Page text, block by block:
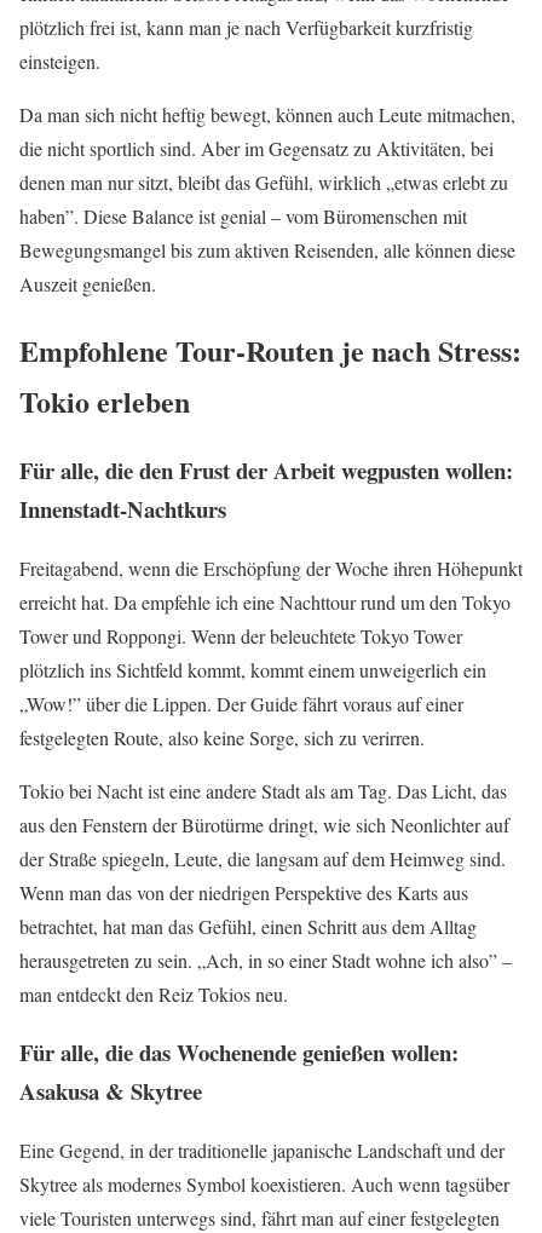
plötzlich frei ist, kann man je nach Verfügbarkeit kurzfristig
einsteigen.
Da man sich nicht heftig bewegt, können auch Leute mitmachen,
die nicht sportlich sind. Aber im Gegensatz zu Aktivitäten, bei
denen man nur sitzt, bleibt das Gefühl, wirklich „etwas erlebt zu
haben”. Diese Balance ist genial – vom Büromenschen mit
Bewegungsmangel bis zum aktiven Reisenden, alle können diese
Auszeit genießen.
Empfohlene Tour-Routen je nach Stress:
Tokio erleben
Für alle, die den Frust der Arbeit wegpusten wollen:
Innenstadt-Nachtkurs
Freitagabend, wenn die Erschöpfung der Woche ihren Höhepunkt
erreicht hat. Da empfehle ich eine Nachttour rund um den Tokyo
Tower und Roppongi. Wenn der beleuchtete Tokyo Tower
plötzlich ins Sichtfeld kommt, kommt einem unweigerlich ein
„Wow!” über die Lippen. Der Guide fährt voraus auf einer
festgelegten Route, also keine Sorge, sich zu verirren.
Tokio bei Nacht ist eine andere Stadt als am Tag. Das Licht, das
aus den Fenstern der Bürotürme dringt, wie sich Neonlichter auf
der Straße spiegeln, Leute, die langsam auf dem Heimweg sind.
Wenn man das von der niedrigen Perspektive des Karts aus
betrachtet, hat man das Gefühl, einen Schritt aus dem Alltag
herausgetreten zu sein. „Ach, in so einer Stadt wohne ich also” –
man entdeckt den Reiz Tokios neu.
Für alle, die das Wochenende genießen wollen:
Asakusa & Skytree
Eine Gegend, in der traditionelle japanische Landschaft und der
Skytree als modernes Symbol koexistieren. Auch wenn tagsüber
viele Touristen unterwegs sind, fährt man auf einer festgelegten